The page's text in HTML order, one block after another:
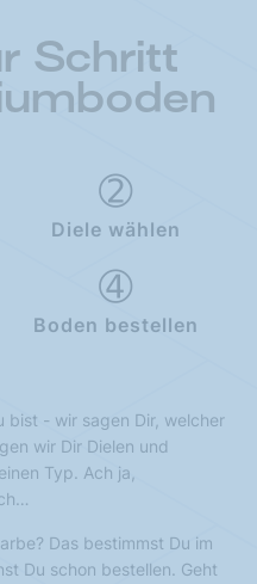
Schritt
Diele wählen
Boden bestellen
bist - wir sagen Dir, welcher
wir Dir Dielen und
Typ. Ach ja,
Das bestimmst Du im
Du schon bestellen. Geht